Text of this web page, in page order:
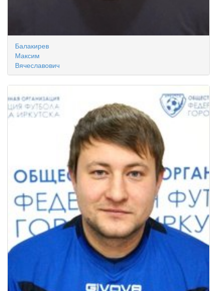
Балакирев
Максим
Вячеславович